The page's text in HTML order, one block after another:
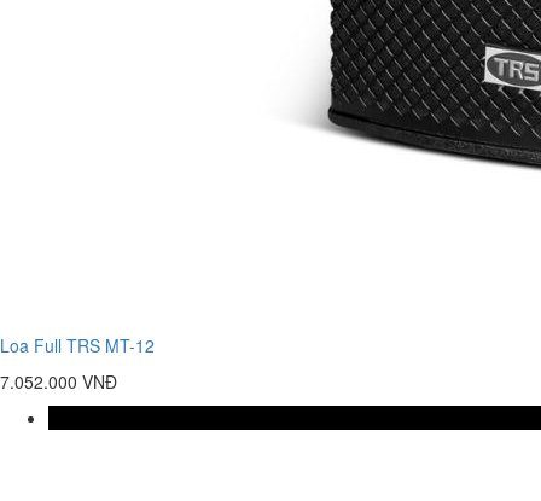
Loa Full TRS MT-12
7.052.000 VNĐ